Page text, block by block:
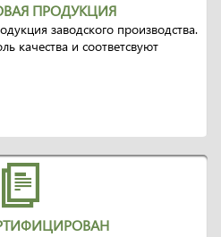
ПРОДУКЦИЯ
заводского производства.
качества и соответсвуют